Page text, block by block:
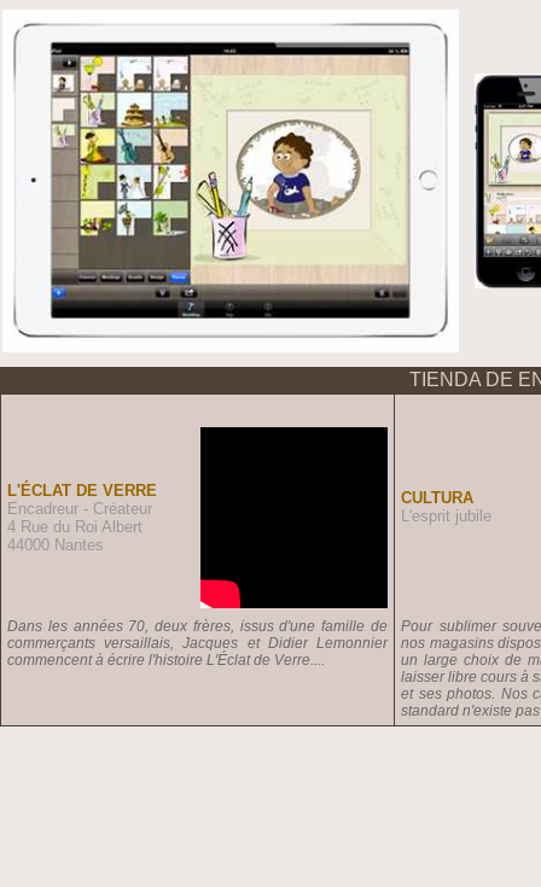
TIENDA DE
L'ÉCLAT DE VERRE
Encadreur - Créateur
4 Rue du Roi Albert
44000 Nantes
Dans les années 70, deux frères, issus d'une famille de
commerçants versaillais, Jacques et Didier Lemonnier
commencent à écrire l'histoire L'Éclat de Verre....
CULTURA
L'esprit jubile
Pour sublimer
nos magasins
un large choix de
laisser libre cours à
et ses photos. Nos
standard n'existe